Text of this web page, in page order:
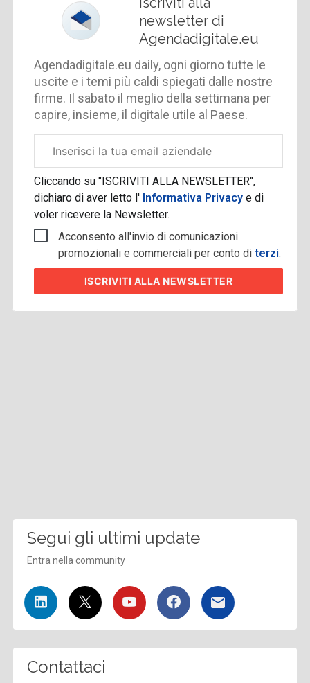
newsletter di
Agendadigitale.eu
Agendadigitale.eu daily, ogni giorno tutte le
uscite e i temi più caldi spiegati dalle nostre
firme. Il sabato il meglio della settimana per
capire, insieme, il digitale utile al Paese.
aziendale
Cliccando su "ISCRIVITI ALLA NEWSLETTER",
dichiaro di aver letto l' Informativa Privacye di
voler ricevere la Newsletter.
Acconsento all'invio di comunicazioni
promozionali e commerciali per conto diterzi.
ISCRIVITI ALLA NEWSLETTER
Segui gli ultimi update
Entra nella community
Contattaci